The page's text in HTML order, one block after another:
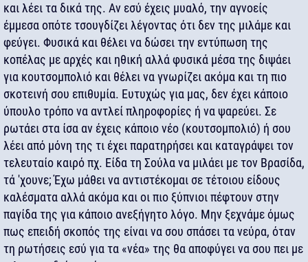
και λέει τα δικά της. Αν εσύ έχεις μυαλό, την αγνοείς
έμμεσα οπότε τσουγδίζει λέγοντας ότι δεν της μιλάμε και
φεύγει. Φυσικά και θέλει να δώσει την εντύπωση της
κοπέλας με αρχές και ηθική αλλά φυσικά μέσα της διψάει
για κουτσομπολιό και θέλει να γνωρίζει ακόμα και τη πιο
σκοτεινή σου επιθυμία. Ευτυχώς για μας, δεν έχει κάποιο
ύπουλο τρόπο να αντλεί πληροφορίες ή να ψαρεύει. Σε
ρωτάει στα ίσα αν έχεις κάποιο νέο (κουτσομπολιό) ή σου
λέει από μόνη της τι έχει παρατηρήσει και καταγράψει τον
τελευταίο καιρό πχ. Είδα τη Σούλα να μιλάει με τον Βρασίδα,
τά 'χουνε; Έχω μάθει να αντιστέκομαι σε τέτοιου είδους
καλέσματα αλλά ακόμα και οι πιο ξύπνιοι πέφτουν στην
παγίδα της για κάποιο ανεξήγητο λόγο. Μην ξεχνάμε όμως
πως επειδή σκοπός της είναι να σου σπάσει τα νεύρα, όταν
τη ρωτήσεις εσύ για τα «νέα» της θα αποφύγει να σου πει με